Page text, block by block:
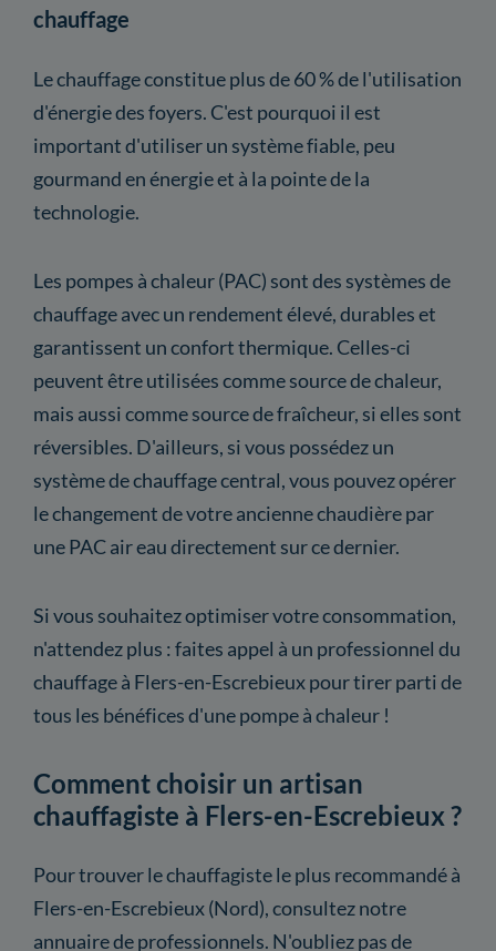
chauffage
Le chauffage constitue plus de 60 % de l'utilisation
d'énergie des foyers. C'est pourquoi il est
important d'utiliser un système fiable, peu
gourmand en énergie et à la pointe de la
technologie.
Les pompes à chaleur (PAC) sont des systèmes de
chauffage avec un rendement élevé, durables et
garantissent un confort thermique. Celles-ci
peuvent être utilisées comme source de chaleur,
mais aussi comme source de fraîcheur, si elles sont
réversibles. D'ailleurs, si vous possédez un
système de chauffage central, vous pouvez opérer
le changement de votre ancienne chaudière par
une PAC air eau directement sur ce dernier.
Si vous souhaitez optimiser votre consommation,
n'attendez plus : faites appel à un professionnel du
chauffage à Flers-en-Escrebieux pour tirer parti de
tous les bénéfices d'une pompe à chaleur !
Comment choisir un artisan
chauffagiste à Flers-en-Escrebieux ?
Pour trouver le chauffagiste le plus recommandé à
Flers-en-Escrebieux (Nord), consultez notre
annuaire de professionnels. N'oubliez pas de